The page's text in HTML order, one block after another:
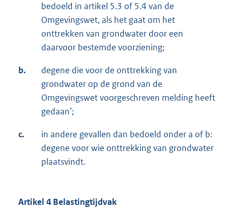
bedoeld in artikel 5.3 of 5.4 van de
Omgevingswet, als het gaat om het
onttrekken van grondwater door een
daarvoor bestemde voorziening;
b.
degene die voor de onttrekking van
grondwater op de grond van de
Omgevingswet voorgeschreven melding heeft
gedaan’;
c.
in andere gevallen dan bedoeld onder a of b:
degene voor wie onttrekking van grondwater
plaatsvindt.
Artikel 4 Belastingtijdvak